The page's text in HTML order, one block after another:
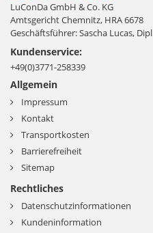
LuConDa GmbH & Co. KG
Amtsgericht Chemnitz, HRA 6678
Geschäftsführer: Sascha Lucas,
Kundenservice:
+49(0)3771-258339
Allgemein
Impressum
Kontakt
Transportkosten
Barrierefreiheit
Sitemap
Rechtliches
Datenschutzinformationen
Kundeninformation